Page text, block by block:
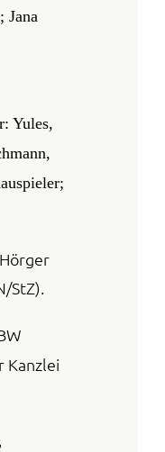
Jana
Yules,
StZ).
Kanzlei